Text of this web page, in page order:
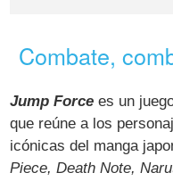
Combate,
Jump Force es un
que reúne a los
icónicas del manga
Piece, Death Note,